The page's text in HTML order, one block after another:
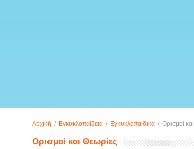
Αρχική / Εγκυκλοπαίδεια / Εγκυκλοπαιδικά / Ορισμοί
Ορισμοί και Θεωρίες